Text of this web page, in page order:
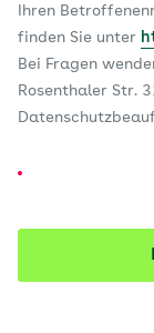
Ihren
finden Sie unter
Bei Fragen
Rosenthaler Str.